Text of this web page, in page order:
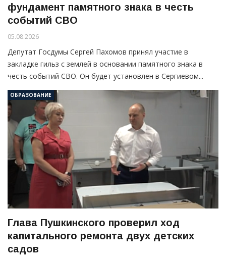
фундамент памятного знака в честь
событий СВО
05.08.2026
Депутат Госдумы Сергей Пахомов принял участие в
закладке гильз с землей в основании памятного знака в
честь событий СВО. Он будет установлен в Сергиевом...
ОБРАЗОВАНИЕ
Глава Пушкинского проверил ход
капитального ремонта двух детских
садов